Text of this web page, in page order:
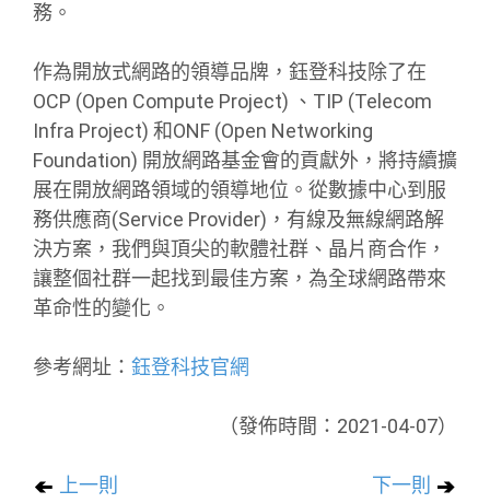
務。
作為開放式網路的領導品牌，鈺登科技除了在
OCP (Open Compute Project) 、TIP (Telecom
Infra Project) 和ONF (Open Networking
Foundation) 開放網路基金會的貢獻外，將持續擴
展在開放網路領域的領導地位。從數據中心到服
務供應商(Service Provider)，有線及無線網路解
決方案，我們與頂尖的軟體社群、晶片商合作，
讓整個社群一起找到最佳方案，為全球網路帶來
革命性的變化。
參考網址： 鈺登科技官網
（發佈時間：2021-04-07）
上一則
下一則